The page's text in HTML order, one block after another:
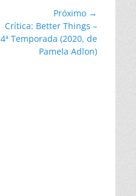
Próximo →
Próximo
post:
Crítica: Better Things –
4ª Temporada (2020, de
Pamela Adlon)